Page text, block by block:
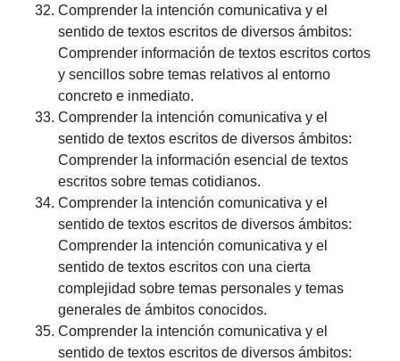
Comprender la intención comunicativa y el
sentido de textos escritos de diversos ámbitos:
Comprender información de textos escritos cortos
y sencillos sobre temas relativos al entorno
concreto e inmediato.
Comprender la intención comunicativa y el
sentido de textos escritos de diversos ámbitos:
Comprender la información esencial de textos
escritos sobre temas cotidianos.
Comprender la intención comunicativa y el
sentido de textos escritos de diversos ámbitos:
Comprender la intención comunicativa y el
sentido de textos escritos con una cierta
complejidad sobre temas personales y temas
generales de ámbitos conocidos.
Comprender la intención comunicativa y el
sentido de textos escritos de diversos ámbitos: